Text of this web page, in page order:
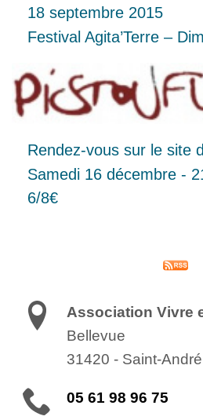
18 septembre 2015
Festival Agita’Terre –
Rendez-vous sur le site
Samedi 16 décembre -
6/8€
Association Vivre
Bellevue
31420 - Saint-André
05 61 98 96 75